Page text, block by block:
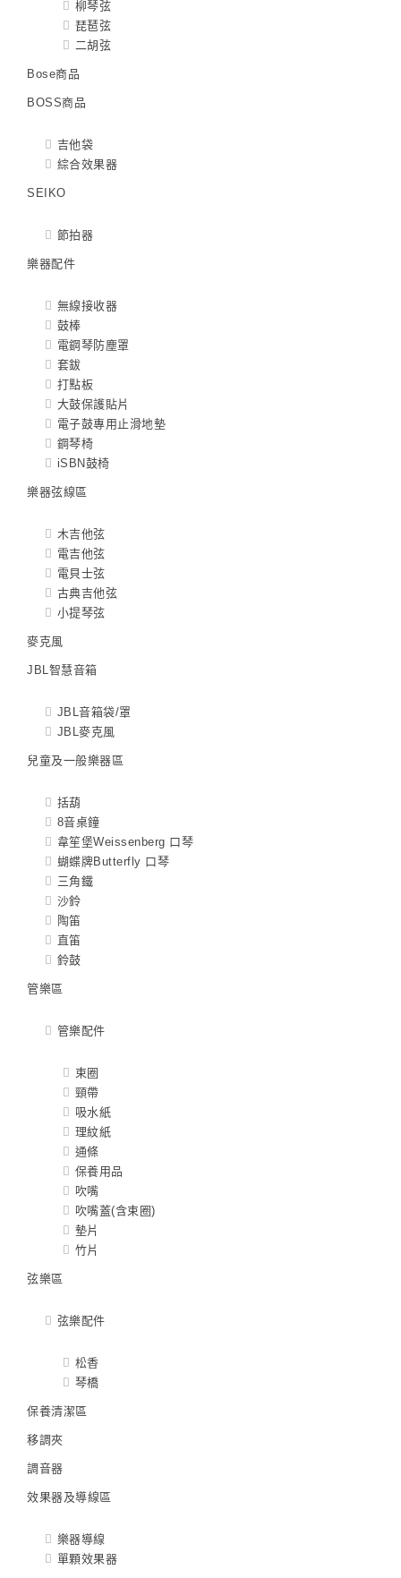
柳琴弦
琵琶弦
二胡弦
Bose商品
BOSS商品
吉他袋
綜合效果器
SEIKO
節拍器
樂器配件
無線接收器
鼓棒
電鋼琴防塵罩
套鈸
打點板
大鼓保護貼片
電子鼓專用止滑地墊
鋼琴椅
iSBN鼓椅
樂器弦線區
木吉他弦
電吉他弦
電貝士弦
古典吉他弦
小提琴弦
麥克風
JBL智慧音箱
JBL音箱袋/罩
JBL麥克風
兒童及一般樂器區
括葫
8音桌鐘
韋笙堡Weissenberg 口琴
蝴蝶牌Butterfly 口琴
三角鐵
沙鈴
陶笛
直笛
鈴鼓
管樂區
管樂配件
束圈
頸帶
吸水紙
理紋紙
通條
保養用品
吹嘴
吹嘴蓋(含束圈)
墊片
竹片
弦樂區
弦樂配件
松香
琴橋
保養清潔區
移調夾
調音器
效果器及導線區
樂器導線
單顆效果器